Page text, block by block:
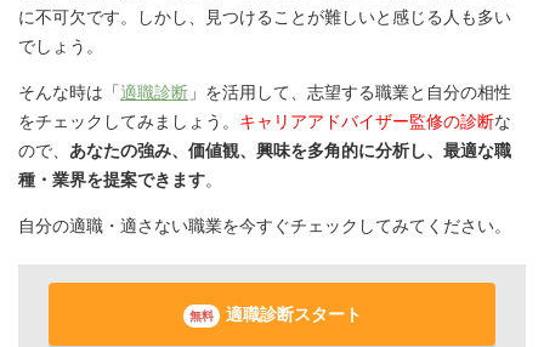
に不可欠です。しかし、見つけることが難しいと感じる人も多い
でしょう。
そんな時は「適職診断 」を活用して、志望する職業と自分の相性
をチェックしてみましょう。 キャリアアドバイザー監修の診断な
ので、 あなたの強み、価値観、興味を多角的に分析し、最適な職
種・業界を提案できます。
自分の適職・適さない職業を今すぐチェックしてみてください。
無料 適職診断スタート